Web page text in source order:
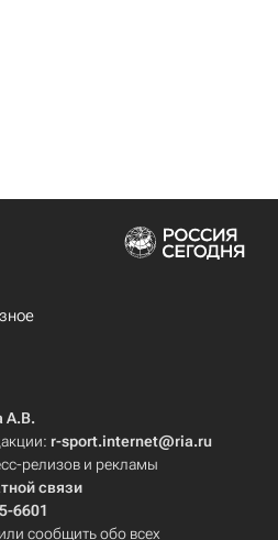
А.В.
r-sport.internet@ria.ru
релизов и рекламы
связи
6601
сообщить обо всех